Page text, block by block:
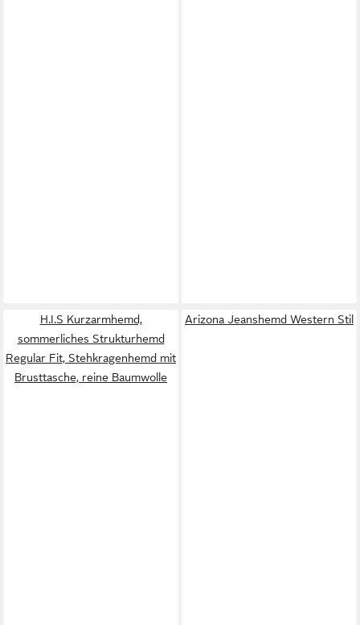
H.I.S Kurzarmhemd,
sommerliches Strukturhemd
Regular Fit, Stehkragenhemd mit
Brusttasche, reine Baumwolle
Arizona Jeanshemd Western Stil